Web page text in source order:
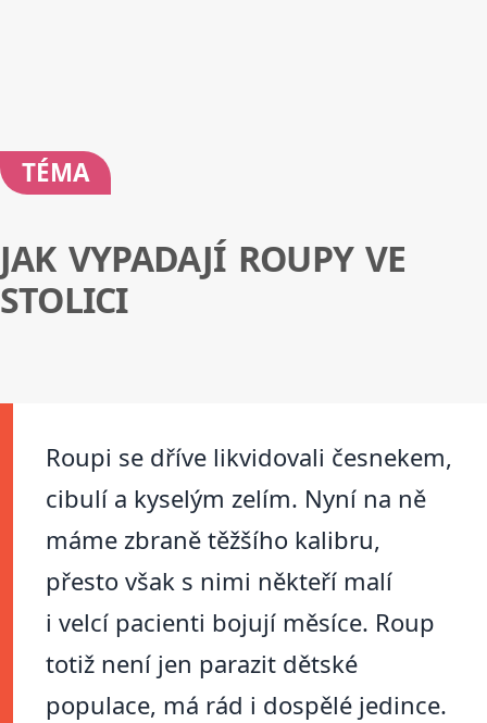
TÉMA
JAK VYPADAJÍ ROUPY VE
STOLICI
Roupi se dříve likvidovali česnekem,
cibulí a kyselým zelím. Nyní na ně
máme zbraně těžšího kalibru,
přesto však s nimi někteří malí
i velcí pacienti bojují měsíce. Roup
totiž není jen parazit dětské
populace, má rád i dospělé jedince.